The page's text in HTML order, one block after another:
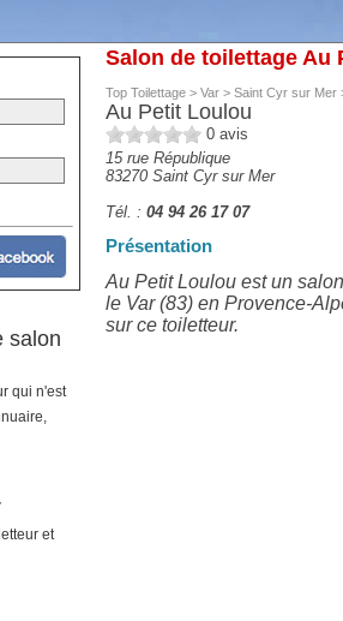
Salon de toilettage Au
Top Toilettage > Var > Saint Cyr sur Mer
Au Petit Loulou
0 avis
15 rue République
83270 Saint Cyr sur Mer
Tél. : 04 94 26 17 07
Présentation
Au Petit Loulou est un
le Var (83) en Provence-
sur ce toiletteur.
salon
qui n'est
et